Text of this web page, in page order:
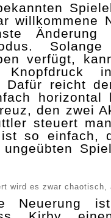
willkommene
verfügt,
Dafür reicht
horizontal
den zwei
steuert
so einfach,
wird es zwar chaotisch,
Neuerung